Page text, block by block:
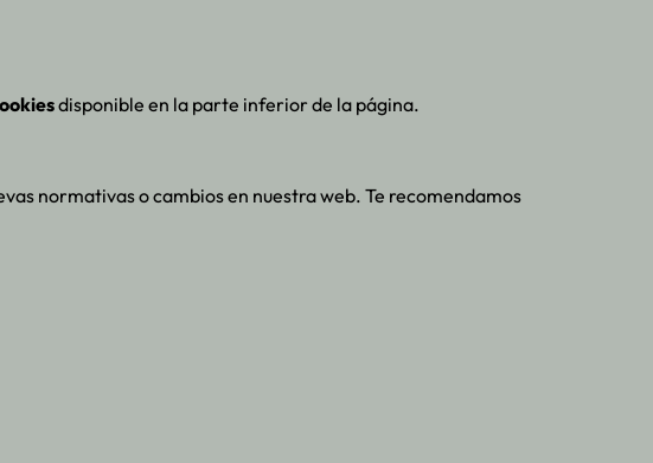
disponible en la parte inferior de la página.
normativas o cambios en nuestra web. Te recomendamos